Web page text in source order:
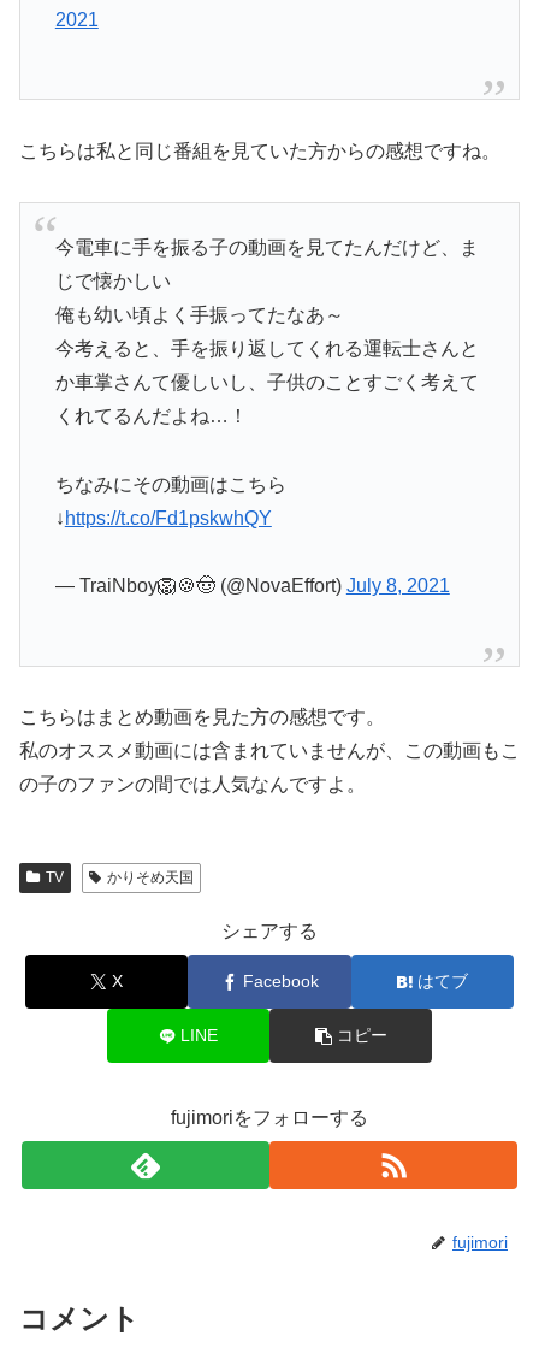
2021
こちらは私と同じ番組を見ていた方からの感想ですね。
今電車に手を振る子の動画を見てたんだけど、ま
じで懐かしい
俺も幼い頃よく手振ってたなあ～
今考えると、手を振り返してくれる運転士さんと
か車掌さんて優しいし、子供のことすごく考えて
くれてるんだよね…！
ちなみにその動画はこちら
↓ https://t.co/Fd1pskwhQY
— TraiNboy🦁🍪🤠 (@NovaEffort) July 8, 2021
こちらはまとめ動画を見た方の感想です。
私のオススメ動画には含まれていませんが、この動画もこ
の子のファンの間では人気なんですよ。
TV かりそめ天国
シェアする
X Facebook はてブ
LINE コピー
fujimoriをフォローする
fujimori
コメント